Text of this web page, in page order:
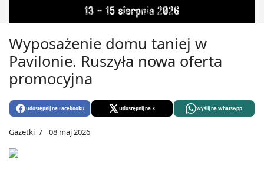
Wyposażenie domu taniej w
Pavilonie. Ruszyła nowa oferta
promocyjna
Udostępnij na Facebooku Udostępnij na X Wyślij na WhatsApp
Gazetki 08 maj 2026